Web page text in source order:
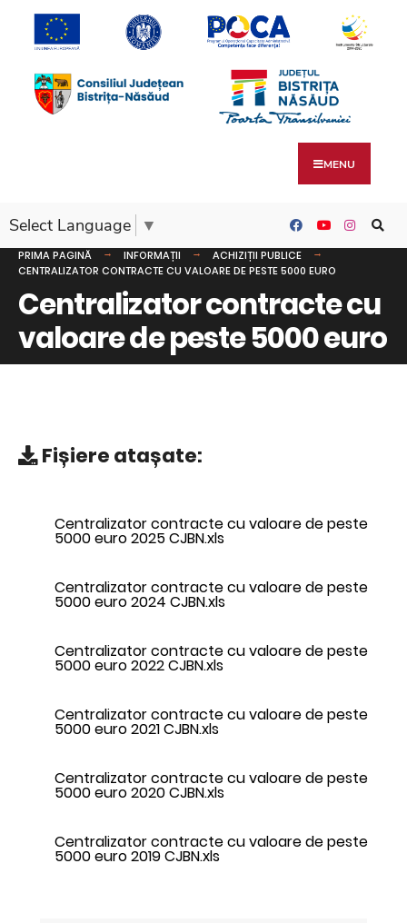
MENU
Select Language ▼
PRIMA PAGINĂ INFORMAȚII
ACHIZIȚII PUBLICE
CENTRALIZATOR CONTRACTE CU VALOARE DE PESTE 5000 EURO
Centralizator contracte cu
valoare de peste 5000 euro
Fișiere atașate:
Centralizator contracte cu valoare de peste
5000 euro 2025 CJBN.xls
Centralizator contracte cu valoare de peste
5000 euro 2024 CJBN.xls
Centralizator contracte cu valoare de peste
5000 euro 2022 CJBN.xls
Centralizator contracte cu valoare de peste
5000 euro 2021 CJBN.xls
Centralizator contracte cu valoare de peste
5000 euro 2020 CJBN.xls
Centralizator contracte cu valoare de peste
5000 euro 2019 CJBN.xls